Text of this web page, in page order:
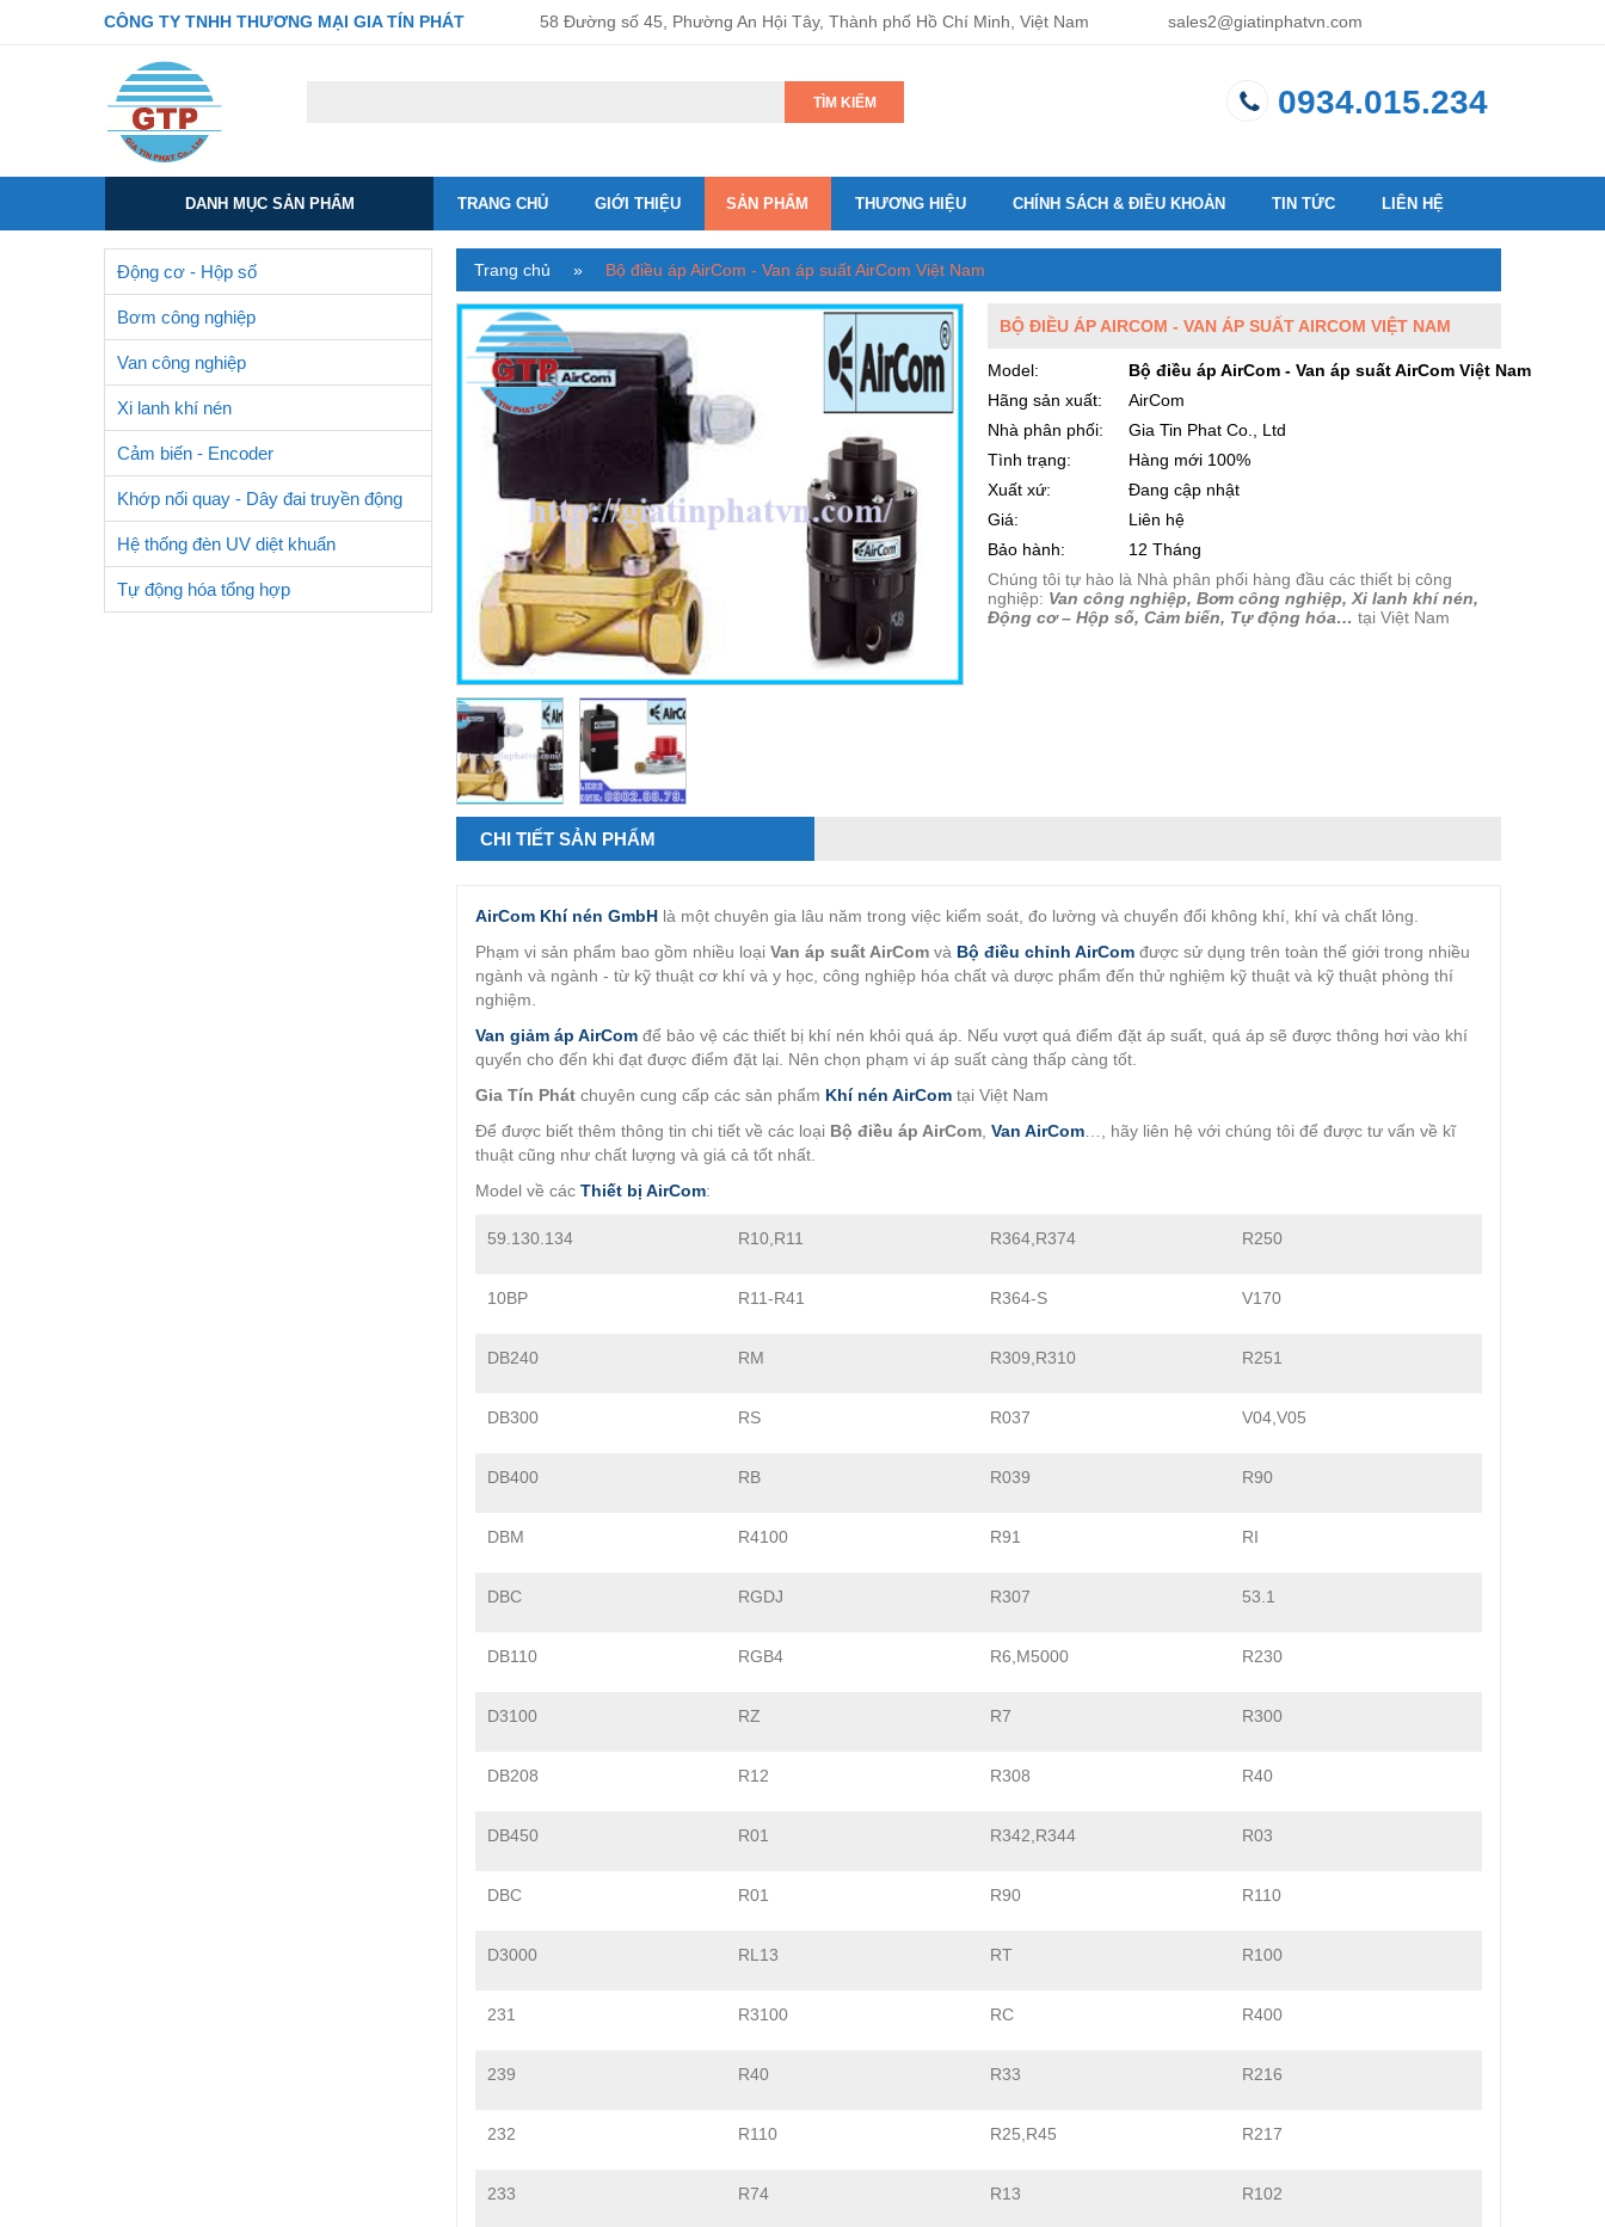
CÔNG TY TNHH THƯƠNG MẠI GIA TÍN PHÁT 58 Đường số 45, Phường An Hội Tây, Thành phố Hồ Chí Minh, Việt Nam sales2@giatinphatvn.com
TÌM KIẾM 0934.015.234
DANH MỤC SẢN PHẨM TRANG CHỦ GIỚI THIỆU SẢN PHẨM THƯƠNG HIỆU CHÍNH SÁCH & ĐIỀU KHOẢN TIN TỨC LIÊN HỆ
Động cơ - Hộp số
Bơm công nghiệp
Van công nghiệp
Xi lanh khí nén
Cảm biến - Encoder
Khớp nối quay - Dây đai truyền động
Hệ thống đèn UV diệt khuẩn
Tự động hóa tổng hợp
Trang chủ » Bộ điều áp AirCom - Van áp suất AirCom Việt Nam
BỘ ĐIỀU ÁP AIRCOM - VAN ÁP SUẤT AIRCOM VIỆT NAM
Model:
Bộ điều áp AirCom - Van áp suất AirCom Việt Nam
Hãng sản xuất:
AirCom
Nhà phân phối:
Gia Tin Phat Co., Ltd
Tình trạng:
Hàng mới 100%
Xuất xứ:
Đang cập nhật
Giá:
Liên hệ
Bảo hành:
12 Tháng
Chúng tôi tự hào là Nhà phân phối hàng đầu các thiết bị công
nghiệp: Van công nghiệp, Bơm công nghiệp, Xi lanh khí nén,
Động cơ – Hộp số, Cảm biến, Tự động hóa… tại Việt Nam
CHI TIẾT SẢN PHẨM
AirCom Khí nén GmbH là một chuyên gia lâu năm trong việc kiểm soát, đo lường và chuyển đổi không khí, khí và chất lỏng.
Phạm vi sản phẩm bao gồm nhiều loại Van áp suất AirCom và Bộ điều chỉnh AirCom được sử dụng trên toàn thế giới trong nhiều
ngành và ngành - từ kỹ thuật cơ khí và y học, công nghiệp hóa chất và dược phẩm đến thử nghiệm kỹ thuật và kỹ thuật phòng thí
nghiệm.
Van giảm áp AirCom để bảo vệ các thiết bị khí nén khỏi quá áp. Nếu vượt quá điểm đặt áp suất, quá áp sẽ được thông hơi vào khí
quyển cho đến khi đạt được điểm đặt lại. Nên chọn phạm vi áp suất càng thấp càng tốt.
Gia Tín Phát chuyên cung cấp các sản phẩm Khí nén AirCom tại Việt Nam
Để được biết thêm thông tin chi tiết về các loại Bộ điều áp AirCom Van AirCom …, hãy liên hệ với chúng tôi để được tư vấn về kĩ
thuật cũng như chất lượng và giá cả tốt nhất.
Model về các Thiết bị AirCom:
59.130.134 R10,R11 R364,R374 R250
10BP R11-R41 R364-S V170
DB240 RM R309,R310 R251
DB300 RS R037 V04,V05
DB400 RB R039 R90
DBM R4100 R91 RI
DBC RGDJ R307 53.1
DB110 RGB4 R6,M5000 R230
D3100 RZ R7 R300
DB208 R12 R308 R40
DB450 R01 R342,R344 R03
DBC R01 R90 R110
D3000 RL13 RT R100
231 R3100 RC R400
239 R40 R33 R216
232 R110 R25,R45 R217
233 R74 R13 R102